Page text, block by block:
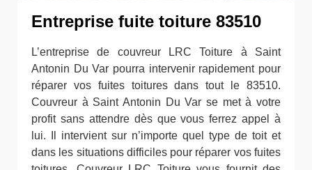
Entreprise fuite toiture 83510
L’entreprise de couvreur LRC Toiture à Saint
Antonin Du Var pourra intervenir rapidement pour
réparer vos fuites toitures dans tout le 83510.
Couvreur à Saint Antonin Du Var se met à votre
profit sans attendre dès que vous ferrez appel à
lui. Il intervient sur n’importe quel type de toit et
dans les situations difficiles pour réparer vos fuites